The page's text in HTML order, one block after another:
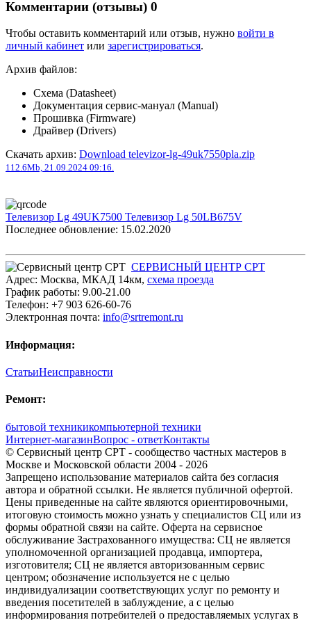
Комментарии (отзывы) 0
Чтобы оставить комментарий или отзыв, нужно войти в
личный кабинет или зарегистрироваться.
Архив файлов:
Схема (Datasheet)
Документация сервис-мануал (Manual)
Прошивка (Firmware)
Драйвер (Drivers)
Скачать архив: Download televizor-lg-49uk7550pla.zip
112.6Mb, 21.09.2024 09:16.
Телевизор Lg 49UK7500 Телевизор Lg 50LB675V
Последнее обновление: 15.02.2020
СЕРВИСНЫЙ ЦЕНТР СРТ
Адрес: Москва, МКАД 14км, cхема проезда
График работы: 9.00-21.00
Телефон: +7 903 626-60-76
Электронная почта: info@srtremont.ru
Информация:
СтатьиНеисправности
Ремонт:
бытовой техникикомпьютерной техники
Интернет-магазинВопрос - ответКонтакты
© Сервисный центр СРТ - сообщество частных мастеров в
Москве и Московской области 2004 - 2026
Запрещено использование материалов сайта без согласия
автора и обратной ссылки. Не является публичной офертой.
Цены приведенные на сайте являются ориентировочными,
итоговую стоимость можно узнать у специалистов СЦ или из
формы обратной связи на сайте. Оферта на сервисное
обслуживание Застрахованного имущества: СЦ не является
уполномоченной организацией продавца, импортера,
изготовителя; СЦ не является авторизованным сервис
центром; обозначение используется не с целью
индивидуализации соответствующих услуг по ремонту и
введения посетителей в заблуждение, а с целью
информирования потребителей о предоставляемых услугах в